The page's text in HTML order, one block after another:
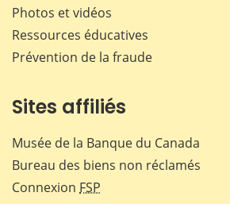
Photos et vidéos
Ressources éducatives
Prévention de la fraude
Sites affiliés
Musée de la Banque du Canada
Bureau des biens non réclamés
Connexion FSP